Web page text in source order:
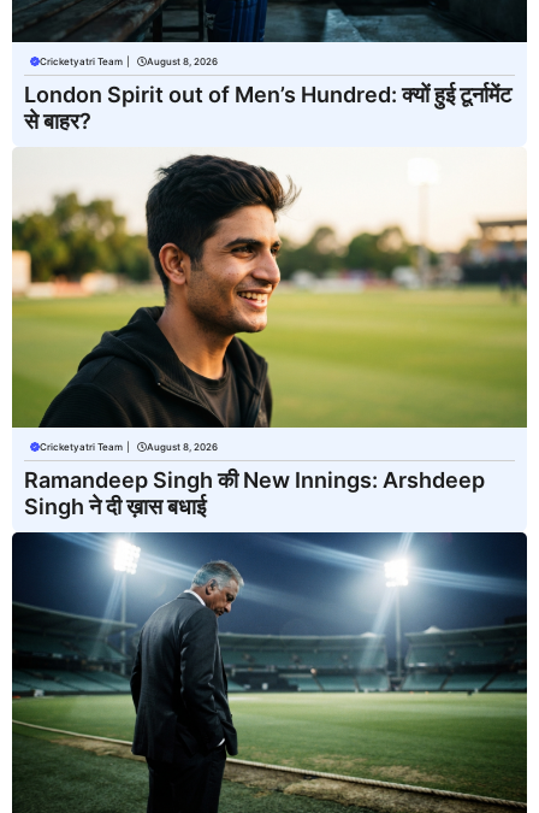
Cricketyatri Team August 8, 2026
London Spirit out of Men’s Hundred: क्यों हुई टूर्नामेंट
से बाहर?
Cricketyatri Team August 8, 2026
Ramandeep Singh की New Innings: Arshdeep
Singh ने दी ख़ास बधाई